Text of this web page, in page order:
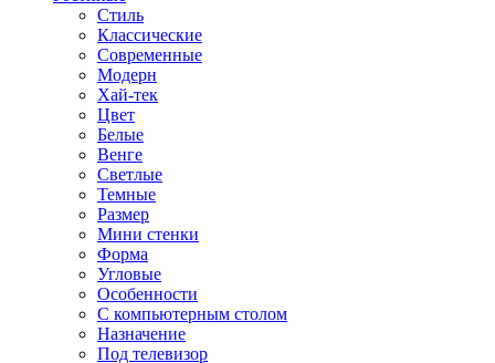
Стиль
Классические
Современные
Модерн
Хай-тек
Цвет
Белые
Венге
Светлые
Темные
Размер
Мини стенки
Форма
Угловые
Особенности
С компьютерным столом
Назначение
Под телевизор